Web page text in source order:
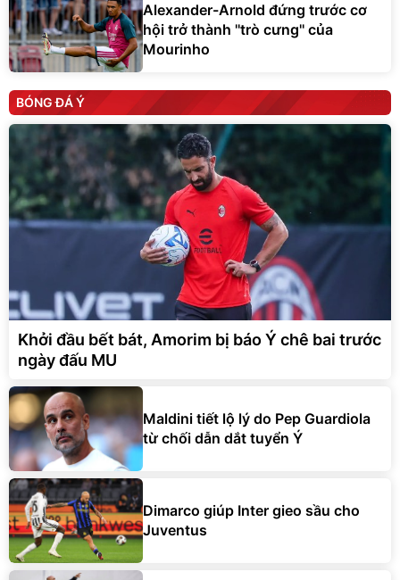
Alexander-Arnold đứng trước cơ
hội trở thành ''trò cưng'' của
Mourinho
BÓNG ĐÁ Ý
Khởi đầu bết bát, Amorim bị báo Ý chê bai trước
ngày đấu MU
Maldini tiết lộ lý do Pep Guardiola
từ chối dẫn dắt tuyển Ý
Dimarco giúp Inter gieo sầu cho
Juventus